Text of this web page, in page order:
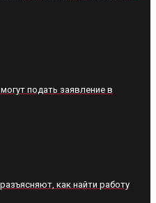
подать заявление в
как найти работу